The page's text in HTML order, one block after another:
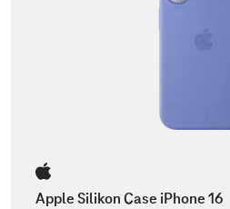
Apple Silikon Case iPhone 16